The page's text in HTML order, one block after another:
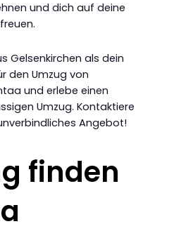
und dich auf deine
Gelsenkirchen als dein
den Umzug von
und erlebe einen
Umzug. Kontaktiere
Angebot!
finden